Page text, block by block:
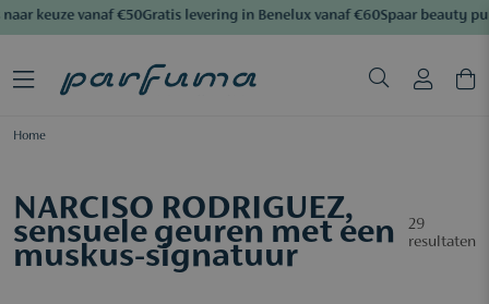
keuze vanaf €50Gratis levering in Benelux vanaf €60Spaar beauty
Home
NARCISO RODRIGUEZ,
sensuele geuren met een
muskus-signatuur
29
resultaten